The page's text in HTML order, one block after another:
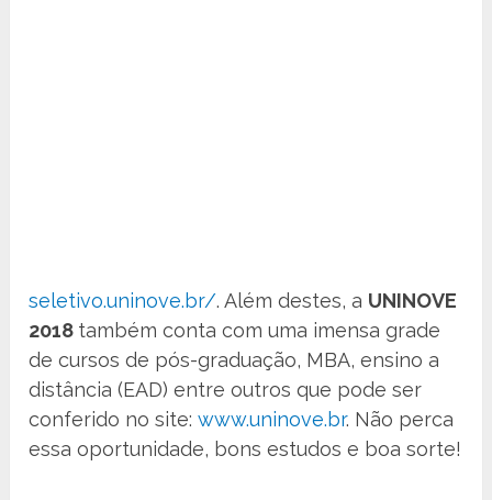
seletivo.uninove.br/. Além destes, a UNINOVE
2018 também conta com uma imensa grade
de cursos de pós-graduação, MBA, ensino a
distância (EAD) entre outros que pode ser
conferido no site:www.uninove.br. Não perca
essa oportunidade, bons estudos e boa sorte!